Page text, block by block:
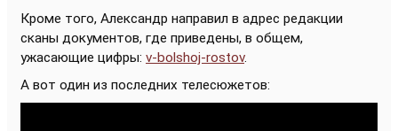
Кроме того, Александр направил в адрес редакции
сканы документов, где приведены, в общем,
ужасающие цифры: v-bolshoj-rostov.
А вот один из последних телесюжетов: